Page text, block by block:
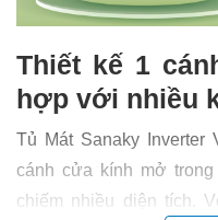
Thiết kế 1
hợp với nhiều
Tủ Mát Sanaky
cánh cửa kính mở
chiếm nhiều diện tích.